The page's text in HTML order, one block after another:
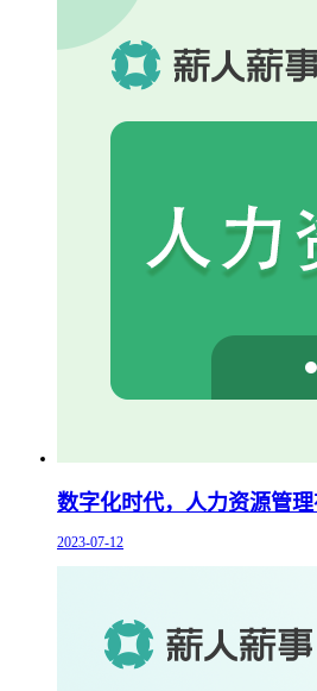
数字化时代，人力资源管理
2023-07-12